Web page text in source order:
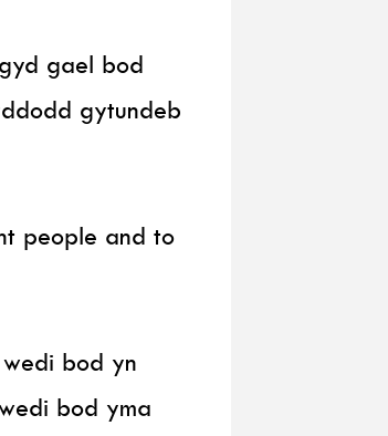
gael bod
gytundeb
people and to
bod yn
bod yma